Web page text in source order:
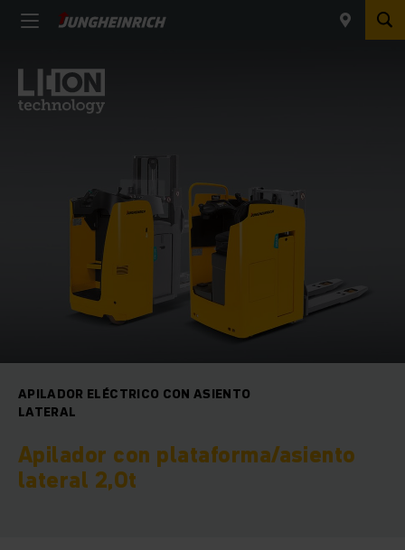
APILADOR ELÉCTRICO CON ASIENTO
LATERAL
Apilador con plataforma/asiento
lateral 2,0t